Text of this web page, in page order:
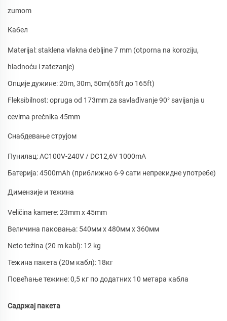
zumom
Кабел
Materijal: staklena vlakna debljine 7 mm (otporna na koroziju,
hladnoću i zatezanje)
Опције дужине: 20m, 30m, 50m(65ft до 165ft)
Fleksibilnost: opruga od 173mm za savlađivanje 90° savijanja u
cevima prečnika 45mm
Снабдевање струјом
Пунилац: AC100V-240V / DC12,6V 1000mA
Батерија: 4500mAh (приближно 6-9 сати непрекидне употребе)
Димензије и тежина
Veličina kamere: 23mm x 45mm
Величина паковања: 540мм x 480мм x 360мм
Neto težina (20 m kabl): 12 kg
Тежина пакета (20м кабл): 18кг
Повећање тежине: 0,5 кг по додатних 10 метара кабла
Садржај пакета